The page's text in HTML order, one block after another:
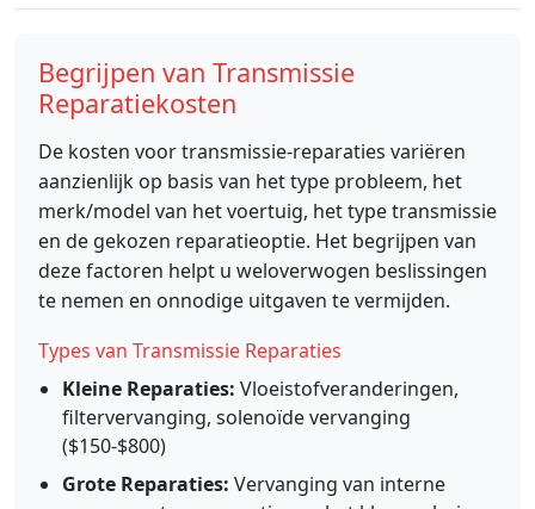
Begrijpen van Transmissie
Reparatiekosten
De kosten voor transmissie-reparaties variëren
aanzienlijk op basis van het type probleem, het
merk/model van het voertuig, het type transmissie
en de gekozen reparatieoptie. Het begrijpen van
deze factoren helpt u weloverwogen beslissingen
te nemen en onnodige uitgaven te vermijden.
Types van Transmissie Reparaties
Kleine Reparaties: Vloeistofveranderingen,
filtervervanging, solenoïde vervanging
($150-$800)
Grote Reparaties: Vervanging van interne